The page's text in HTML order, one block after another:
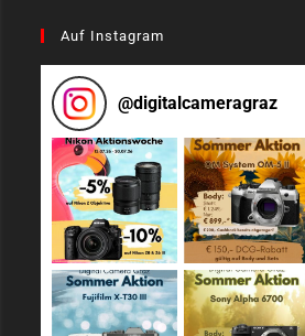
Auf Instagram
@digitalcameragraz